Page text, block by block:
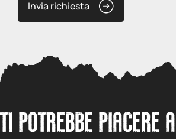
Invia richiesta
TI POTREBBE PIACERE